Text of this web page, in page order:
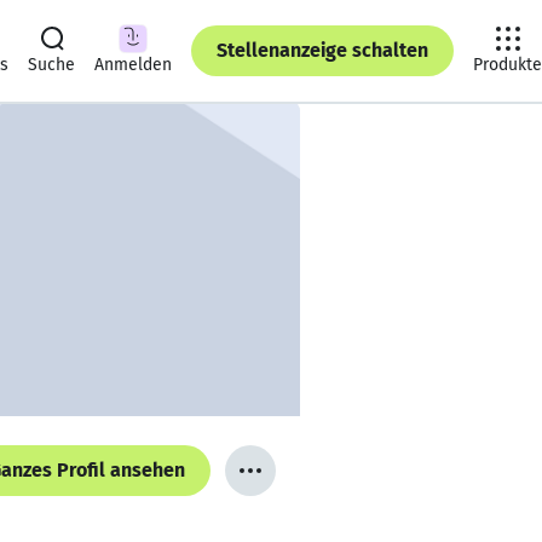
Suche Anmelden
Stellenanzeige schalten
Produkte
Profil ansehen